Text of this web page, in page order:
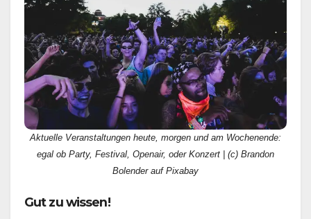
Aktuelle Veranstaltungen heute, morgen und am Wochenende:
egal ob Party, Festival, Openair, oder Konzert | (c) Brandon
Bolender auf Pixabay
Gut zu wissen!